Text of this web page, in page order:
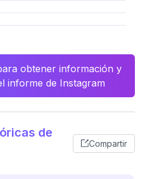
obtener información y
informe de Instagram
de
Compartir